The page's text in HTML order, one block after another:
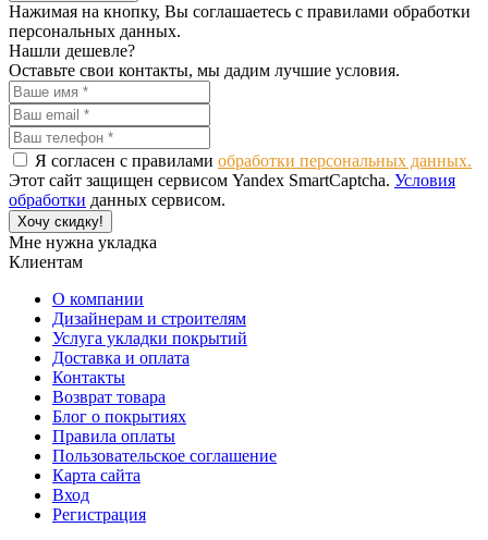
Нажимая на кнопку, Вы соглашаетесь с правилами обработки
персональных данных.
Нашли дешевле?
Оставьте свои контакты, мы дадим лучшие условия.
Я согласен с правилами обработки персональных данных.
Этот сайт защищен сервисом Yandex SmartCaptcha. Условия
обработки данных сервисом.
Хочу скидку!
Мне нужна укладка
Клиентам
О компании
Дизайнерам и строителям
Услуга укладки покрытий
Доставка и оплата
Контакты
Возврат товара
Блог о покрытиях
Правила оплаты
Пользовательское соглашение
Карта сайта
Вход
Регистрация